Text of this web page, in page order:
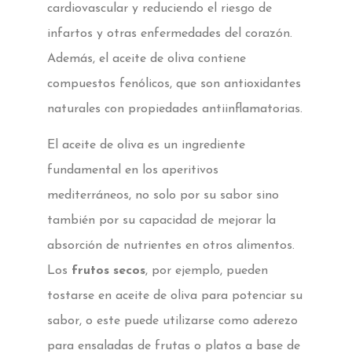
cardiovascular y reduciendo el riesgo de
infartos y otras enfermedades del corazón.
Además, el aceite de oliva contiene
compuestos fenólicos, que son antioxidantes
naturales con propiedades antiinflamatorias.
El aceite de oliva es un ingrediente
fundamental en los aperitivos
mediterráneos, no solo por su sabor sino
también por su capacidad de mejorar la
absorción de nutrientes en otros alimentos.
Los frutos secos, por ejemplo, pueden
tostarse en aceite de oliva para potenciar su
sabor, o este puede utilizarse como aderezo
para ensaladas de frutas o platos a base de